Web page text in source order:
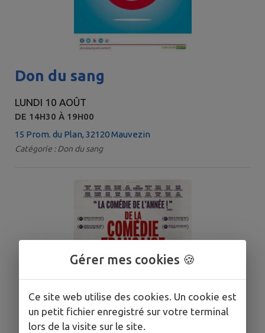
Don du sang
LUNDI 10 AOÛT
DE 14H30 À 19H00
15 Prom. du Plan, 32120 Mauvezin
Catégorie : Don du sang
Gérer mes cookies 🍪
Ce site web utilise des cookies. Un cookie est
un petit fichier enregistré sur votre terminal
lors de la visite sur le site.